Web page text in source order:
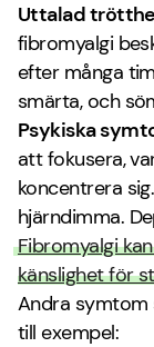
Uttalad
fibromyalgi
efter många
smärta, och
Psykiska
att fokusera,
koncentrera
hjärndimma.
Fibromyalgi
känslighet för
Andra symtom
till exempel: